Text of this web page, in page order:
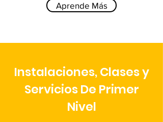
Aprende Más
Instalaciones, Clases y
Servicios De Primer
Nivel